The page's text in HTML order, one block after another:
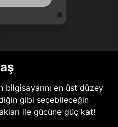
en üst düzey
gibi seçebileceğin
ile gücüne güç kat!